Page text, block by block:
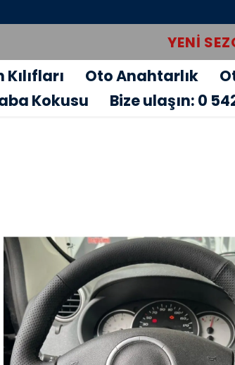
YENI
Oto Anahtarlık
Kokusu
Bize ulaşın: 0